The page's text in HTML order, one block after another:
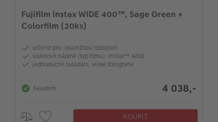
Fujifilm instax WIDE 400™, Sage Green +
Colorfilm (20ks)
určeno pro: okamžitou fotografii
kazetové náplně (typ filmu): instax™ WIDE
jednoduché ovládání, velké fotografie
Skladem 4 038,-
KOUPIT